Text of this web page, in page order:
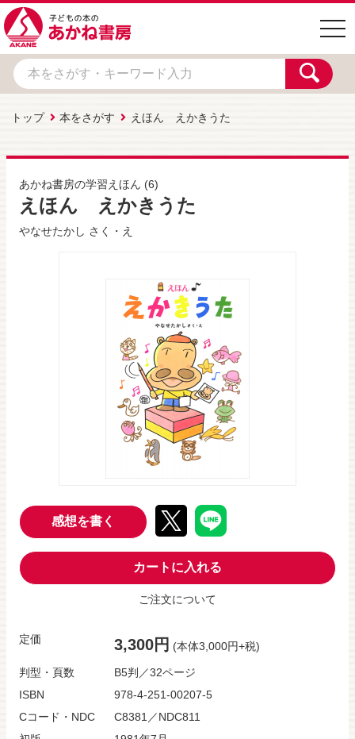
トップ 本をさがす えほん えかきうた
あかね書房の学習えほん (6)
えほん えかきうた
やなせたかし さく・え
感想を書く
カートに入れる
ご注文について
定価 3,300円 (本体3,000円+税)
判型・頁数
B5判／32ページ
ISBN
978-4-251-00207-5
Cコード・NDC
C8381／NDC811